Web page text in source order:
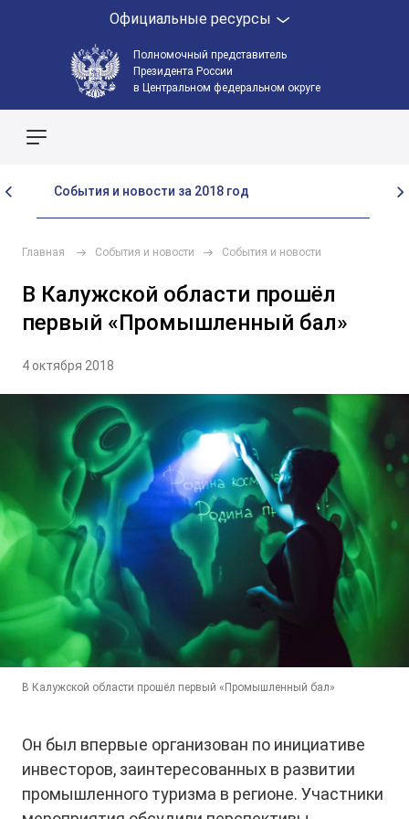
Полномочный представитель
Президента России
в Центральном федеральном округе
Официальные ресурсы
События и новости за 2018 год
Главная События и новости События и новости
В Калужской области прошёл
первый «Промышленный бал»
4 октября 2018
В Калужской области прошёл первый «Промышленный бал»
Он был впервые организован по инициативе
инвесторов, заинтересованных в развитии
промышленного туризма в регионе. Участники